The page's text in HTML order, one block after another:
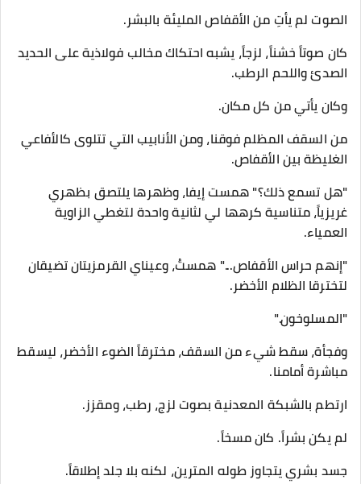
الصوت لم يأتِ من الأقفاص المليئة بالبشر.
كان صوتاً خشناً، لزجاً، يشبه احتكاك مخالب فولاذية على الحديد
الصدئ واللحم الرطب.
وكان يأتي من كل مكان.
من السقف المظلم فوقنا، ومن الأنابيب التي تتلوى كالأفاعي
الغليظة بين الأقفاص.
​"هل تسمع ذلك؟" همست إيفا، وظهرها يلتصق بظهري
غريزياً، متناسية كرهها لي لثانية واحدة لتغطي الزاوية
العمياء.
​"إنهم حراس الأقفاص..." همستُ، وعيناي القرمزيتان تضيقان
لتخترقا الظلام الأخضر.
"المسلوخون."
​وفجأة، سقط شيء من السقف، مخترقاً الضوء الأخضر، ليسقط
مباشرة أمامنا.
​ارتطم بالشبكة المعدنية بصوت لزج، رطب، ومقزز.
​لم يكن بشراً. كان مسخاً.
جسد بشري يتجاوز طوله المترين، لكنه بلا جلد إطلاقاً.